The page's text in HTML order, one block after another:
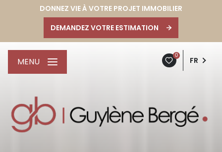
DONNEZ VIE À VOTRE PROJET IMMOBILIER
DEMANDEZ VOTRE ESTIMATION
0
FR
MENU